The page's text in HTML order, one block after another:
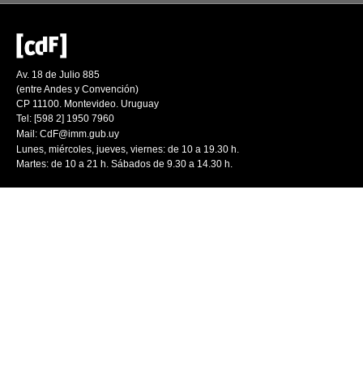
Av. 18 de Julio 885
(entre Andes y Convención)
CP 11100. Montevideo. Uruguay
Tel: [598 2] 1950 7960
Mail: CdF@imm.gub.uy
Lunes, miércoles, jueves, viernes: de 10 a 19.30 h.
Martes: de 10 a 21 h. Sábados de 9.30 a 14.30 h.